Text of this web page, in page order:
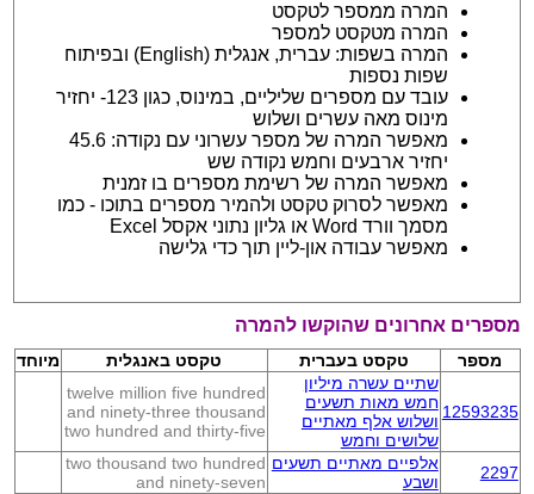
המרה ממספר לטקסט
המרה מטקסט למספר
המרה בשפות: עברית, אנגלית (English) ובפיתוח
שפות נספות
עובד עם מספרים שליליים, במינוס, כגון 123- יחזיר
מינוס מאה עשרים ושלוש
מאפשר המרה של מספר עשרוני עם נקודה: 45.6
יחזיר ארבעים וחמש נקודה שש
מאפשר המרה של רשימת מספרים בו זמנית
מאפשר לסרוק טקסט ולהמיר מספרים בתוכו - כמו
מסמך וורד Word או גליון נתוני אקסל Excel
מאפשר עבודה און-ליין תוך כדי גלישה
מספרים אחרונים שהוקשו להמרה
מספר טקסט בעברית טקסט באנגלית מיוחד
12593235
שתיים עשרה מיליון
חמש מאות תשעים
ושלוש אלף מאתיים
שלושים וחמש
twelve million five hundred
and ninety-three thousand
two hundred and thirty-five
2297
אלפיים מאתיים תשעים
ושבע
two thousand two hundred
and ninety-seven